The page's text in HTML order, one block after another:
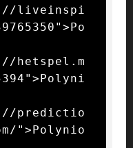
liveinspi
hetspel.m
predictio
">Polynio